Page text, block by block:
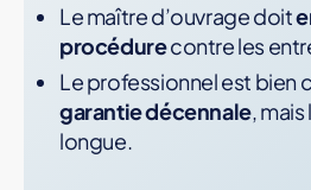
Le maître d’ouvrage doit
procédurecontre les
Le professionnel est bien
garantie décennale,
longue.